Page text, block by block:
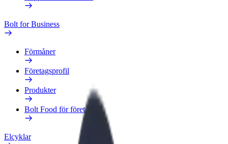
Bolt for Business
Förmåner
Företagsprofil
Produkter
Bolt Food för företag
Elcyklar